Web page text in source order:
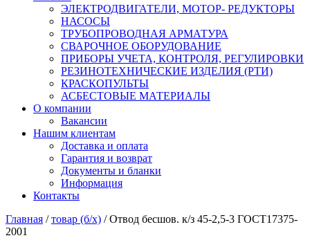
ЭЛЕКТРОДВИГАТЕЛИ, МОТОР- РЕДУКТОРЫ
НАСОСЫ
ТРУБОПРОВОДНАЯ АРМАТУРА
СВАРОЧНОЕ ОБОРУДОВАНИЕ
ПРИБОРЫ УЧЕТА, КОНТРОЛЯ, РЕГУЛИРОВКИ
РЕЗИНОТЕХНИЧЕСКИЕ ИЗДЕЛИЯ (РТИ)
КРАСКОПУЛЬТЫ
АСБЕСТОВЫЕ МАТЕРИАЛЫ
О компании
Вакансии
Нашим клиентам
Доставка и оплата
Гарантия и возврат
Документы и бланки
Информация
Контакты
Главная /товар (б/х) / Отвод бесшов. к/з 45-2,5-3 ГОСТ17375-
2001